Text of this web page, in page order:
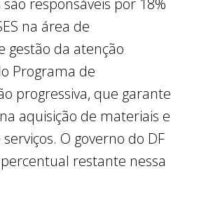
responsáveis por 18%
na área de
gestão da atenção
Programa de
progressiva, que garante
aquisição de materiais e
O governo do DF
restante nessa